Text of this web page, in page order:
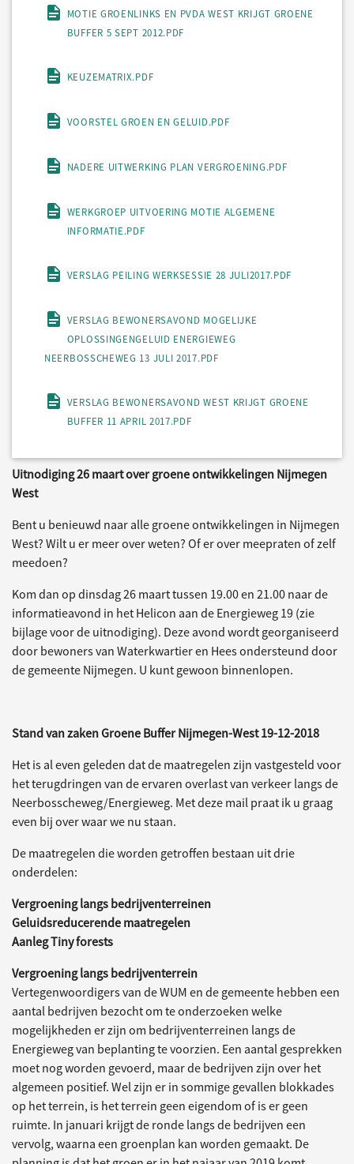
MOTIE GROENLINKS EN PVDA WEST KRIJGT GROENE
BUFFER 5 SEPT 2012.PDF
KEUZEMATRIX.PDF
VOORSTEL GROEN EN GELUID.PDF
NADERE UITWERKING PLAN VERGROENING.PDF
WERKGROEP UITVOERING MOTIE ALGEMENE
INFORMATIE.PDF
VERSLAG PEILING WERKSESSIE 28 JULI2017.PDF
VERSLAG BEWONERSAVOND MOGELIJKE
OPLOSSINGENGELUID ENERGIEWEG
NEERBOSSCHEWEG 13 JULI 2017.PDF
VERSLAG BEWONERSAVOND WEST KRIJGT GROENE
BUFFER 11 APRIL 2017.PDF
Uitnodiging 26 maart over groene ontwikkelingen Nijmegen
West
Bent u benieuwd naar alle groene ontwikkelingen in Nijmegen
West? Wilt u er meer over weten? Of er over meepraten of zelf
meedoen?
Kom dan op dinsdag 26 maart tussen 19.00 en 21.00 naar de
informatieavond in het Helicon aan de Energieweg 19 (zie
bijlage voor de uitnodiging). Deze avond wordt georganiseerd
door bewoners van Waterkwartier en Hees ondersteund door
de gemeente Nijmegen. U kunt gewoon binnenlopen.
Stand van zaken Groene Buffer Nijmegen-West 19-12-2018
Het is al even geleden dat de maatregelen zijn vastgesteld voor
het terugdringen van de ervaren overlast van verkeer langs de
Neerbosscheweg/Energieweg. Met deze mail praat ik u graag
even bij over waar we nu staan.
De maatregelen die worden getroffen bestaan uit drie
onderdelen:
Vergroening langs bedrijventerreinen
Geluidsreducerende maatregelen
Aanleg Tiny forests
Vergroening langs bedrijventerrein
Vertegenwoordigers van de WUM en de gemeente hebben een
aantal bedrijven bezocht om te onderzoeken welke
mogelijkheden er zijn om bedrijventerreinen langs de
Energieweg van beplanting te voorzien. Een aantal gesprekken
moet nog worden gevoerd, maar de bedrijven zijn over het
algemeen positief. Wel zijn er in sommige gevallen blokkades
op het terrein, is het terrein geen eigendom of is er geen
ruimte. In januari krijgt de ronde langs de bedrijven een
vervolg, waarna een groenplan kan worden gemaakt. De